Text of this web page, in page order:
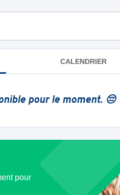
CALENDRIER
pour le moment. 😔
pour